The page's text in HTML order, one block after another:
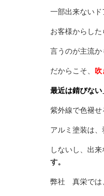
一部出来ないド
お客様からし
言うのが主流
だからこそ、 吹
最近は錆びな
紫外線で色褪せ
アルミ塗装は、
しないし、出来
す。
弊社 真栄では